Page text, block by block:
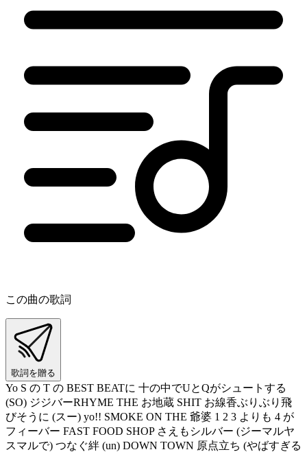
この曲の歌詞
歌詞を贈る
Yo S の T の BEST BEATに 十の中でUとQがシュートする
(SO) ジジバーRHYME THE お地蔵 SHIT お線香ぶりぶり飛
びそうに (スー) yo!! SMOKE ON THE 爺婆 1 2 3 よりも 4 が
フィーバー FAST FOOD SHOP さえもシルバー (ジーマルヤ
スマルで) つなぐ絆 (un) DOWN TOWN 原点立ち (やばすぎる